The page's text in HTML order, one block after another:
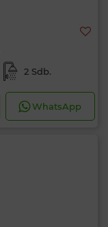
2 Sdb.
WhatsApp